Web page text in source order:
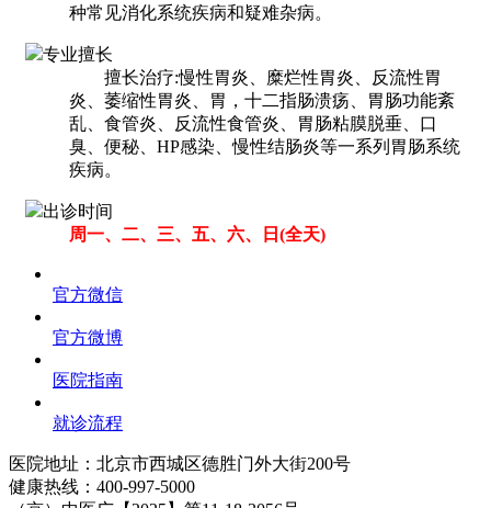
种常见消化系统疾病和疑难杂病。
专业擅长
擅长治疗:慢性胃炎、糜烂性胃炎、反流性胃
炎、萎缩性胃炎、胃，十二指肠溃疡、胃肠功能紊
乱、食管炎、反流性食管炎、胃肠粘膜脱垂、口
臭、便秘、HP感染、慢性结肠炎等一系列胃肠系统
疾病。
出诊时间
周一、二、三、五、六、日(全天)
官方微信
官方微博
医院指南
就诊流程
医院地址：北京市西城区德胜门外大街200号
健康热线： 400-997-5000